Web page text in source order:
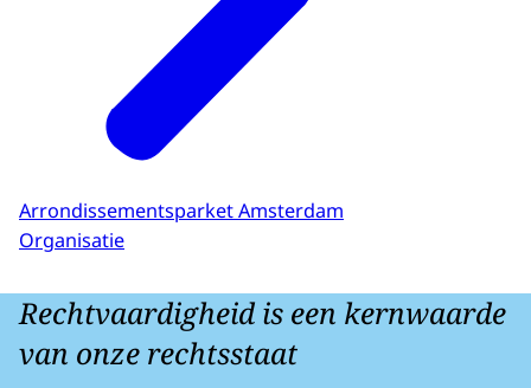
Arrondissementsparket Amsterdam
Organisatie
Rechtvaardigheid is een kernwaarde
van onze rechtsstaat